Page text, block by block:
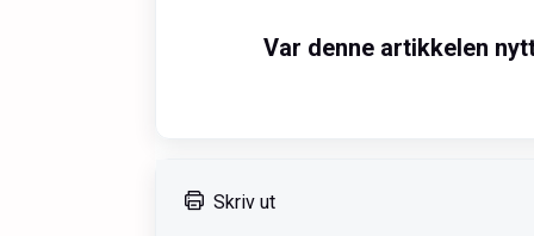
Var denne artikkelen
Skriv ut